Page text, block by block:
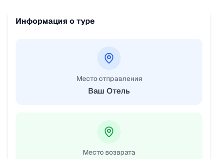
Информация о туре
Место отправления
Ваш Отель
Место возврата